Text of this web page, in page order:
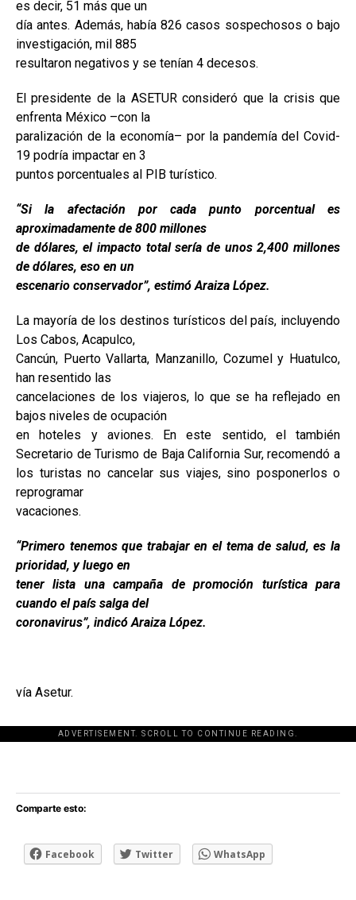
es decir, 51 más que un
día antes. Además, había 826 casos sospechosos o bajo
investigación, mil 885
resultaron negativos y se tenían 4 decesos.
El presidente de la ASETUR consideró que la crisis que
enfrenta México –con la
paralización de la economía– por la pandemía del Covid-
19 podría impactar en 3
puntos porcentuales al PIB turístico.
“Si la afectación por cada punto porcentual es
aproximadamente de 800 millones
de dólares, el impacto total sería de unos 2,400 millones
de dólares, eso en un
escenario conservador”, estimó Araiza López.
La mayoría de los destinos turísticos del país, incluyendo
Los Cabos, Acapulco,
Cancún, Puerto Vallarta, Manzanillo, Cozumel y Huatulco,
han resentido las
cancelaciones de los viajeros, lo que se ha reflejado en
bajos niveles de ocupación
en hoteles y aviones. En este sentido, el también
Secretario de Turismo de Baja California Sur, recomendó a
los turistas no cancelar sus viajes, sino posponerlos o
reprogramar
vacaciones.
“Primero tenemos que trabajar en el tema de salud, es la
prioridad, y luego en
tener lista una campaña de promoción turística para
cuando el país salga del
coronavirus”, indicó Araiza López.
vía Asetur.
ADVERTISEMENT. SCROLL TO CONTINUE READING.
[adsforwp id="243463"]
Comparte esto:
Facebook Twitter WhatsApp